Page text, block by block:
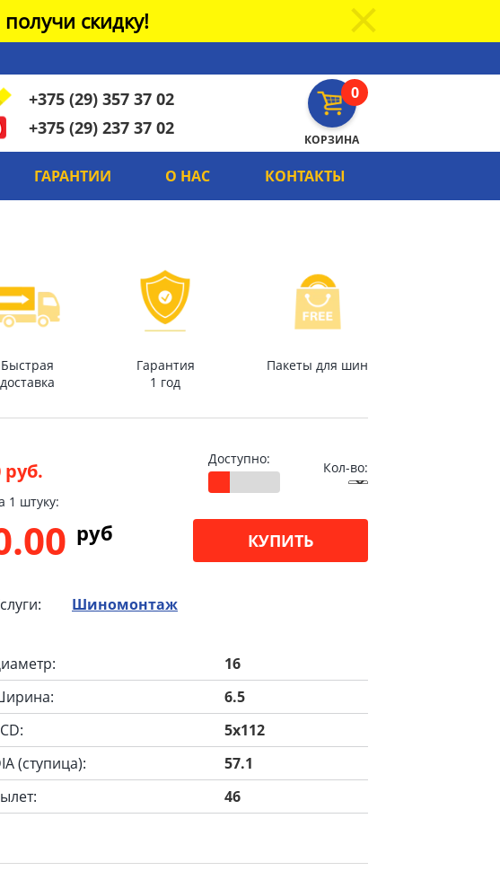
скидку!
0
КОРЗИНА
+375 (29) 357 37 02
+375 (29) 237 37 02
ГАРАНТИИ О НАС КОНТАКТЫ
Быстрая
доставка
Гарантия
1 год
Пакеты для шин
руб.
Доступно:
Кол-во:
1 штуку:
pуб КУПИТЬ
Шиномонтаж
16
6.5
5x112
(ступица):
57.1
46